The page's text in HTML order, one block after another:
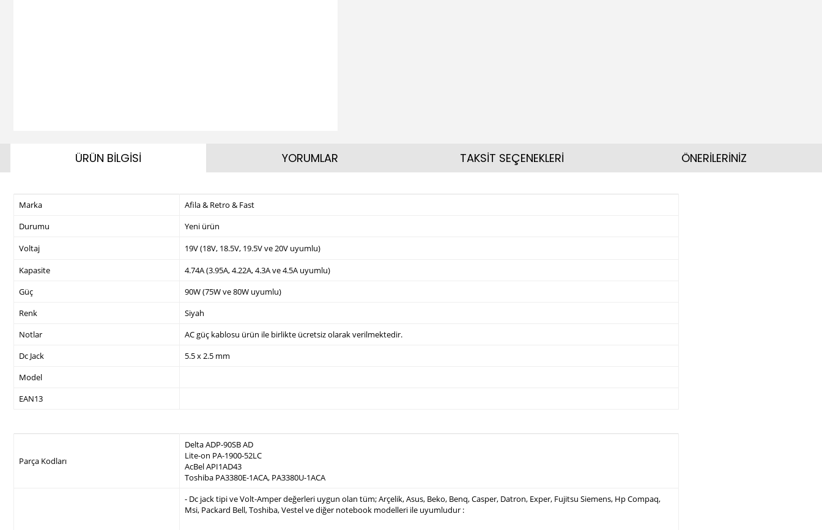
ÜRÜN BİLGİSİ
Marka
Afila & Retro & Fast
Durumu
Yeni ürün
Voltaj
19V (18V, 18.5V, 19.5V ve 20V uyumlu)
Kapasite
4.74A (3.95A, 4.22A, 4.3A ve 4.5A uyumlu)
Güç
90W (75W ve 80W uyumlu)
Renk
Siyah
Notlar
AC güç kablosu ürün ile birlikte ücretsiz olarak verilmektedir.
Dc Jack
5.5 x 2.5 mm
Model
EAN13
Parça Kodları
Delta ADP-90SB AD
Lite-on PA-1900-52LC
AcBel API1AD43
Toshiba PA3380E-1ACA, PA3380U-1ACA
- Dc jack tipi ve Volt-Amper değerleri uygun olan tüm; Arçelik, Asus, Beko, Benq, Casper, Datron, Exper, Fujitsu Siemens, Hp Compaq,
Msi, Packard Bell, Toshiba, Vestel ve diğer notebook modelleri ile uyumludur :
YORUMLAR TAKSİT SEÇENEKLERİ ÖNERİLERİNİZ